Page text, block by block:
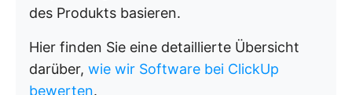
des Produkts basieren.
Hier finden Sie eine detaillierte Übersicht
darüber, wie wir Software bei ClickUp
bewerten.